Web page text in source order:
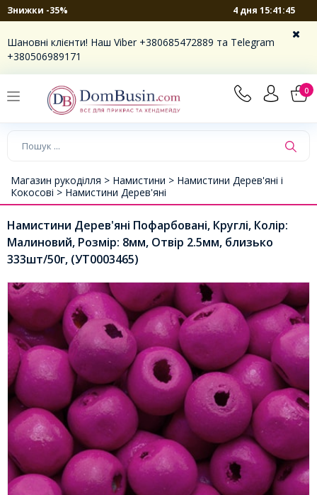
Знижки -35% 4 дня 15:41:45
Шановні клієнти! Наш Viber +380685472889 та Telegram
+380506989171
0
Магазин рукоділля > Намистини > Намистини Дерев'яні і
Кокосові > Намистини Дерев'яні
Намистини Дерев'яні Пофарбовані, Круглі, Колір:
Малиновий, Розмір: 8мм, Отвір 2.5мм, близько
333шт/50г, (УТ0003465)